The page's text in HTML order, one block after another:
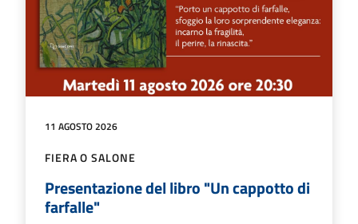
11 AGOSTO 2026
FIERA O SALONE
Presentazione del libro "Un cappotto di
farfalle"